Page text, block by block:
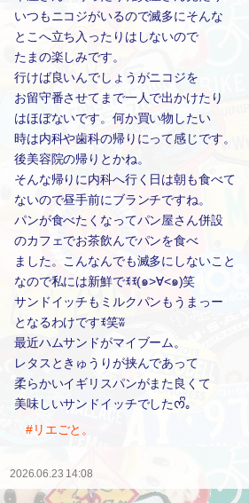
いつもニコジがいるので滅多にそんな
とこへ立ち入ったりはしないので
たまの楽しみです。
行けば良いんでしょうがニコジを
お留守番させてまで一人で出かけたり
はほぼないです。何か買い物したい
時は内科や歯科の帰りにって感じです。
後美容院の帰りとかね。
そんな帰りに内科へ行く日は朝も食べて
ないので昼手前にブランチですね。
パンが食べたくなってパン屋さん併設
のカフェでお茶飲んでパンを食べ
ました。こんなんでも滅多にしないこと
なので私には新鮮でꉂꉂ(๑˃∀˂๑)笑
サンドイッチもミルクパンもうまっー
となるわけですꉂ笑ʬ
最近ハムサンドがマイブーム。
レタスときゅうりが挟んであって
柔らかいイギリスパンがまた良くて
美味しいサンドイッチでしたᰔᩚ｡
#リエごと。
2026.06.23 14:08